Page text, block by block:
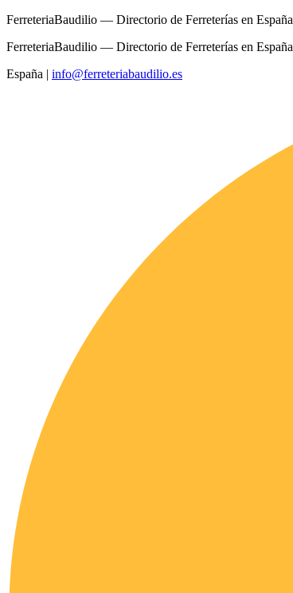
FerreteriaBaudilio — Directorio de Ferreterías en España
FerreteriaBaudilio — Directorio de Ferreterías en España
España | info@ferreteriabaudilio.es